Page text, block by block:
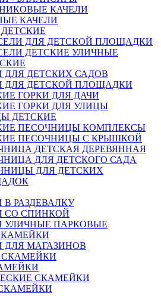
КАЧЕЛИ
КАЧЕЛИ
ДЛЯ ДЕТСКОЙ ПЛОЩАДКИ
ДЕТСКИЕ УЛИЧНЫЕ
ДЛЯ ДЕТСКИХ САДОВ
ДЛЯ ДЕТСКОЙ ПЛОЩАДКИ
ГОРКИ ДЛЯ ДАЧИ
ГОРКИ ДЛЯ УЛИЦЫ
ДЕТСКИЕ
ПЕСОЧНИЦЫ КОМПЛЕКСЫ
ПЕСОЧНИЦЫ С КРЫШКОЙ
ДЕТСКАЯ ДЕРЕВЯННАЯ
ДЛЯ ДЕТСКОГО САДА
ДЛЯ ДЕТСКИХ
РАЗДЕВАЛКУ
СО СПИНКОЙ
УЛИЧНЫЕ ПАРКОВЫЕ
ДЛЯ МАГАЗИНОВ
СКАМЕЙКИ
СКАМЕЙКИ